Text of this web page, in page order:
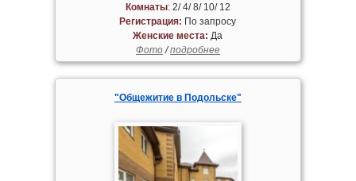
Комнаты: 2/ 4/ 8/ 10/ 12
Регистрация: По запросу
Женские места: Да
Фото/подробнее
"Общежитие в Подольске"